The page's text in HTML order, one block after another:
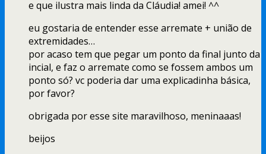
e que ilustra mais linda da Cláudia! amei! ^^
eu gostaria de entender esse arremate + união de
extremidades…
por acaso tem que pegar um ponto da final junto da
incial, e faz o arremate como se fossem ambos um
ponto só? vc poderia dar uma explicadinha básica,
por favor?
obrigada por esse site maravilhoso, meninaaas!
beijos